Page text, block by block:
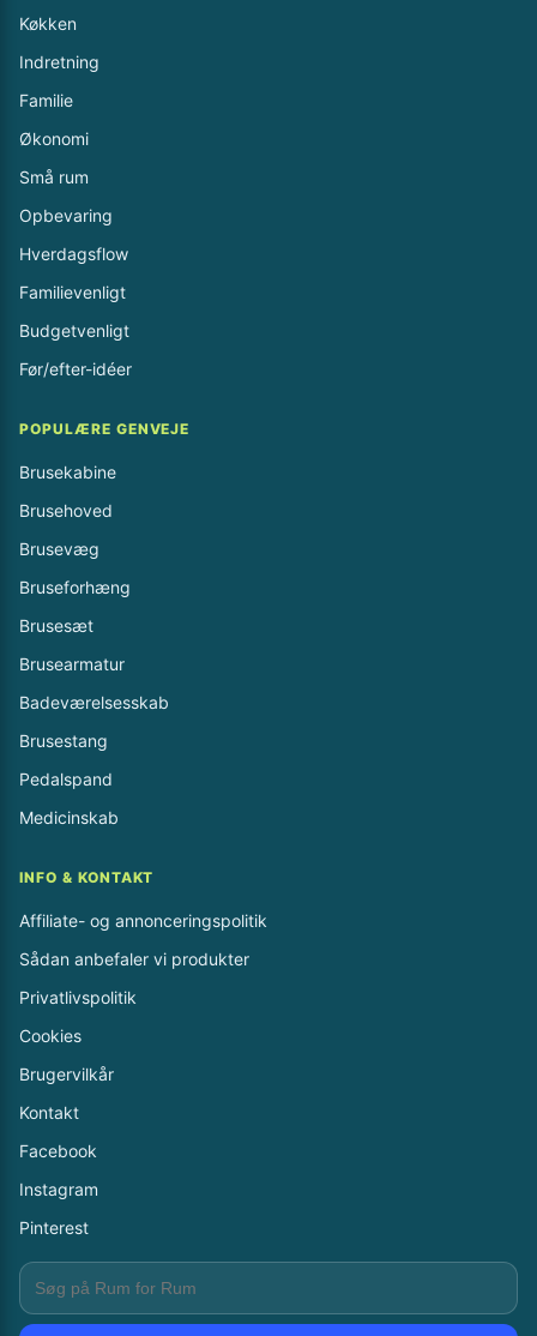
Køkken
Indretning
Familie
Økonomi
Små rum
Opbevaring
Hverdagsflow
Familievenligt
Budgetvenligt
Før/efter-idéer
POPULÆRE GENVEJE
Brusekabine
Brusehoved
Brusevæg
Bruseforhæng
Brusesæt
Brusearmatur
Badeværelsesskab
Brusestang
Pedalspand
Medicinskab
INFO & KONTAKT
Affiliate- og annonceringspolitik
Sådan anbefaler vi produkter
Privatlivspolitik
Cookies
Brugervilkår
Kontakt
Facebook
Instagram
Pinterest